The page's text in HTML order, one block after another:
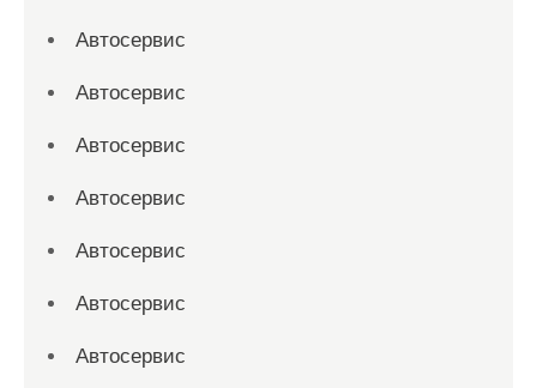
Автосервис
Автосервис
Автосервис
Автосервис
Автосервис
Автосервис
Автосервис